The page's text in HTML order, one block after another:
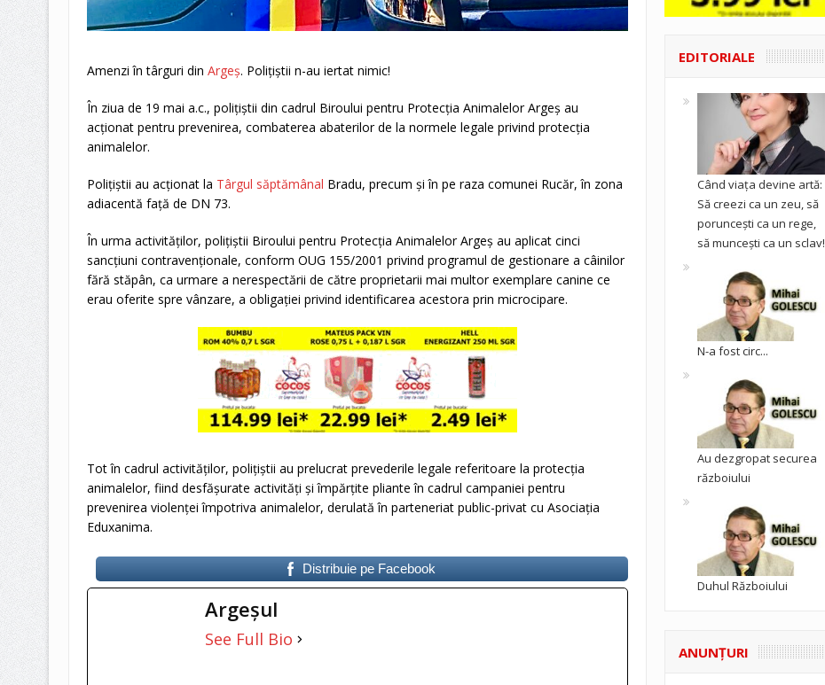
Amenzi în târguri din Argeș. Polițiștii n-au iertat nimic!
În ziua de 19 mai a.c., polițiștii din cadrul Biroului pentru Protecția Animalelor Argeș au
acționat pentru prevenirea, combaterea abaterilor de la normele legale privind protecția
animalelor.
Polițiștii au acționat la Târgul săptămânal Bradu, precum și în pe raza comunei Rucăr, în zona
adiacentă față de DN 73.
În urma activităților, polițiștii Biroului pentru Protecția Animalelor Argeș au aplicat cinci
sancțiuni contravenționale, conform OUG 155/2001 privind programul de gestionare a câinilor
fără stăpân, ca urmare a nerespectării de către proprietarii mai multor exemplare canine ce
erau oferite spre vânzare, a obligației privind identificarea acestora prin microcipare.
Tot în cadrul activităților, polițiștii au prelucrat prevederile legale referitoare la protecția
animalelor, fiind desfășurate activități și împărțite pliante în cadrul campaniei pentru
prevenirea violenței împotriva animalelor, derulată în parteneriat public-privat cu Asociația
Eduxanima.
Distribuie pe Facebook
Argeşul
See Full Bio
EDITORIALE
Când viața devine artă:
Să creezi ca un zeu, să
poruncești ca un rege,
să muncești ca un sclav!
N-a fost circ...
Au dezgropat securea
războiului
Duhul Războiului
ANUNŢURI